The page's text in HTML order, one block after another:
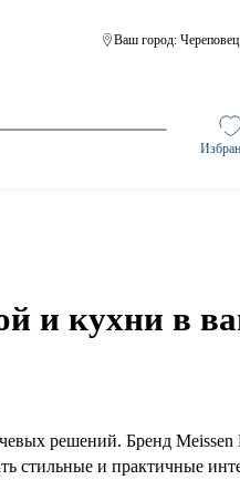
Ваш город: Череповец
и кухни в
решений. Бренд Meissen
стильные и практичные